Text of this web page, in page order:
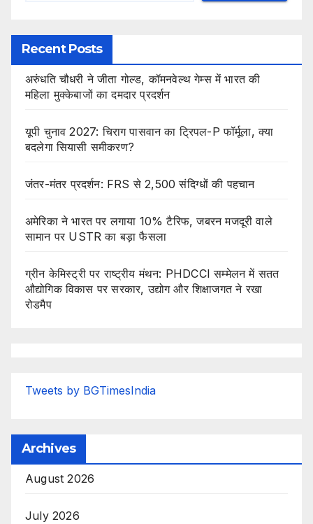
Recent Posts
अरुंधति चौधरी ने जीता गोल्ड, कॉमनवेल्थ गेम्स में भारत की
महिला मुक्केबाजों का दमदार प्रदर्शन
यूपी चुनाव 2027: चिराग पासवान का ट्रिपल-P फॉर्मूला, क्या
बदलेगा सियासी समीकरण?
जंतर-मंतर प्रदर्शन: FRS से 2,500 संदिग्धों की पहचान
अमेरिका ने भारत पर लगाया 10% टैरिफ, जबरन मजदूरी वाले
सामान पर USTR का बड़ा फैसला
ग्रीन केमिस्ट्री पर राष्ट्रीय मंथन: PHDCCI सम्मेलन में सतत
औद्योगिक विकास पर सरकार, उद्योग और शिक्षाजगत ने रखा
रोडमैप
Tweets by BGTimesIndia
Archives
August 2026
July 2026